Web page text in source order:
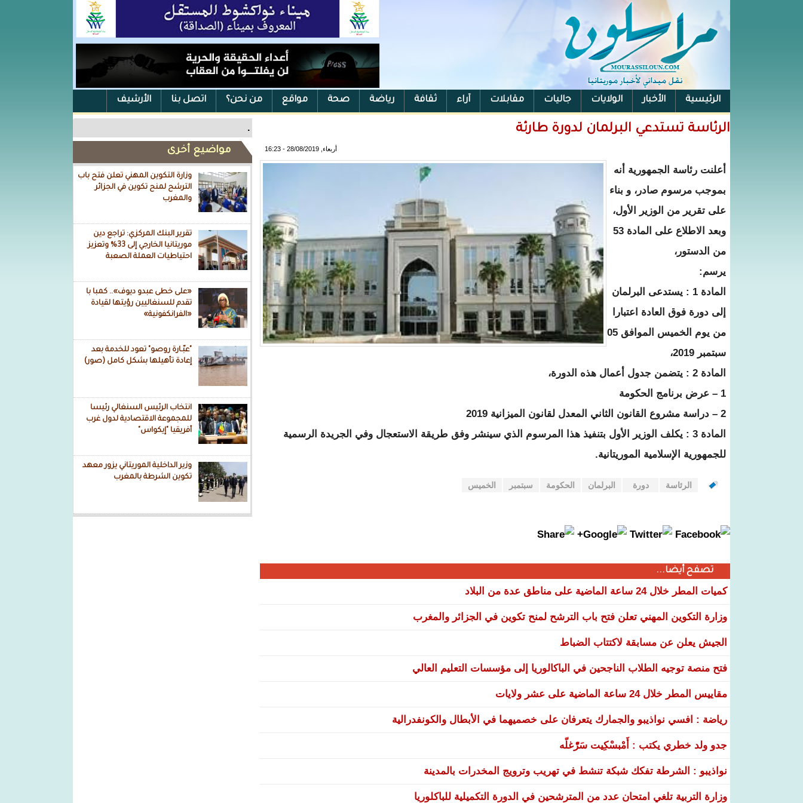
الرئيسية الأخبار الولايات جاليات مقابلات آراء ثقافة رياضة صحة مواقع من نحن؟ اتصل بنا الأرشيف
الفيس بوك .
مواضيع أخرى
وزارة التكوين المهني تعلن فتح باب
الترشح لمنح تكوين في الجزائر
والمغرب
تقرير البنك المركزي: تراجع دين
موريتانيا الخارجي إلى 33% وتعزيز
احتياطيات العملة الصعبة
«على خطى عبدو ديوف».. كمبا با
تقدم للسنغاليين رؤيتها لقيادة
«الفرانكفونية»
"عبّـارة روصو" تعود للخدمة بعد
إعادة تأهيلها بشكل كامل (صور)
انتخاب الرئيس السنغالي رئيسا
للمجموعة الاقتصادية لدول غرب
أفريقيا "إيكواس"
وزير الداخلية الموريتاني يزور معهد
تكوين الشرطة بالمغرب
الرئاسة تستدعي البرلمان لدورة طارئة
أربعاء, 28/08/2019 - 16:23
أعلنت رئاسة الجمهورية أنه
بموجب مرسوم صادر، و بناء
على تقرير من الوزير الأول،
وبعد الاطلاع على المادة 53
من الدستور،
يرسم:
المادة 1 : يستدعى البرلمان
إلى دورة فوق العادة اعتبارا
من يوم الخميس الموافق 05
سبتمبر 2019،
المادة 2 : يتضمن جدول أعمال هذه الدورة،
1 – عرض برنامج الحكومة
2 – دراسة مشروع القانون الثاني المعدل لقانون الميزانية 2019
المادة 3 : يكلف الوزير الأول بتنفيذ هذا المرسوم الذي سينشر وفق طريقة الاستعجال وفي الجريدة الرسمية
للجمهورية الإسلامية الموريتانية.
الرئاسة دورة البرلمان الحكومة سبتمبر الخميس
تصفح أيضا...
كميات المطر خلال 24 ساعة الماضية على مناطق عدة من البلاد
وزارة التكوين المهني تعلن فتح باب الترشح لمنح تكوين في الجزائر والمغرب
الجيش يعلن عن مسابقة لاكتتاب الضباط
فتح منصة توجيه الطلاب الناجحين في الباكالوريا إلى مؤسسات التعليم العالي
مقاييس المطر خلال 24 ساعة الماضية على عشر ولايات
رياضة : افسي نواذيبو والجمارك يتعرفان على خصميهما في الأبطال والكونفدرالية
جدو ولد خطري يكتب : أَمْبسْكِيت سَرّْغلّه
نواذيبو : الشرطة تفكك شبكة تنشط في تهريب وترويج المخدرات بالمدينة
وزارة التربية تلغي امتحان عدد من المترشحين في الدورة التكميلية للباكلوريا